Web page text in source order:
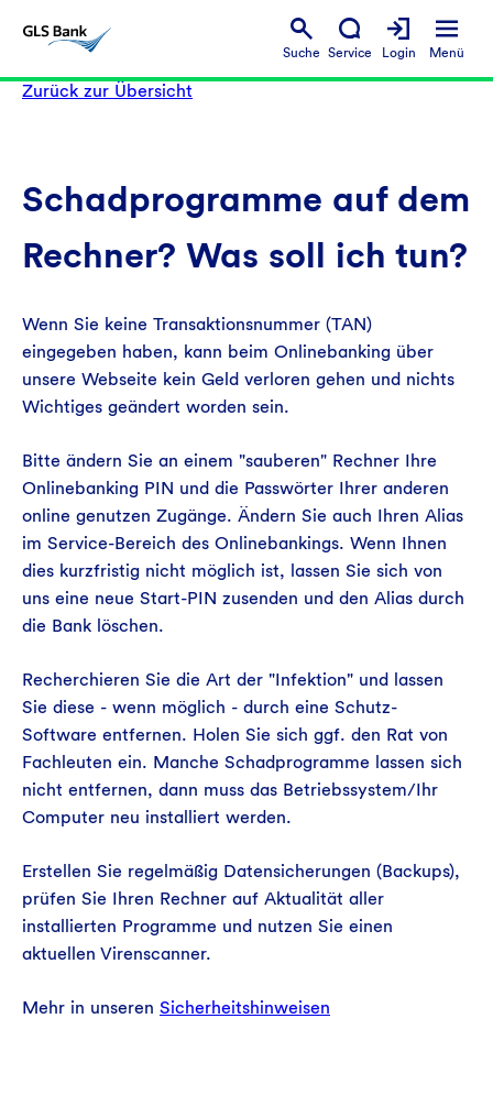
Suche Service Login Menü
Zurück zur Übersicht
Schadprogramme auf dem
Rechner? Was soll ich tun?
Wenn Sie keine Transaktionsnummer (TAN)
eingegeben haben, kann beim Onlinebanking über
unsere Webseite kein Geld verloren gehen und nichts
Wichtiges geändert worden sein.
Bitte ändern Sie an einem "sauberen" Rechner Ihre
Onlinebanking PIN und die Passwörter Ihrer anderen
online genutzen Zugänge. Ändern Sie auch Ihren Alias
im Service-Bereich des Onlinebankings. Wenn Ihnen
dies kurzfristig nicht möglich ist, lassen Sie sich von
uns eine neue Start-PIN zusenden und den Alias durch
die Bank löschen.
Recherchieren Sie die Art der "Infektion" und lassen
Sie diese - wenn möglich - durch eine Schutz-
Software entfernen. Holen Sie sich ggf. den Rat von
Fachleuten ein. Manche Schadprogramme lassen sich
nicht entfernen, dann muss das Betriebssystem/Ihr
Computer neu installiert werden.
Erstellen Sie regelmäßig Datensicherungen (Backups),
prüfen Sie Ihren Rechner auf Aktualität aller
installierten Programme und nutzen Sie einen
aktuellen Virenscanner.
Mehr in unseren Sicherheitshinweisen